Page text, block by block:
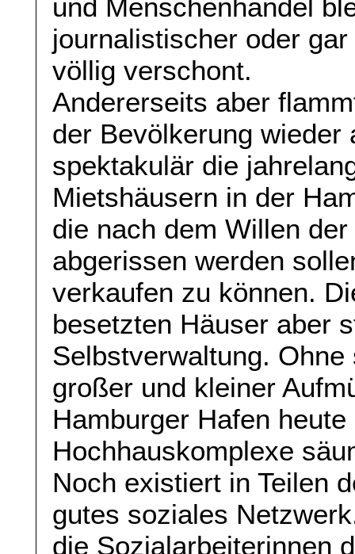
und Menschenhandel
journalistischer oder
völlig verschont.
Andererseits aber
der Bevölkerung wieder
spektakulär die
Mietshäusern in der
die nach dem Willen
abgerissen werden
verkaufen zu können.
besetzten Häuser aber
Selbstverwaltung.
großer und kleiner
Hamburger Hafen
Hochhauskomplexe
Noch existiert in Teilen
gutes soziales
die Sozialarbeiterinnen